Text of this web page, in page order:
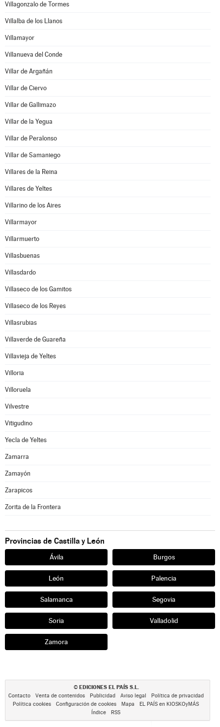
Villagonzalo de Tormes
Villalba de los Llanos
Villamayor
Villanueva del Conde
Villar de Argañán
Villar de Ciervo
Villar de Gallimazo
Villar de la Yegua
Villar de Peralonso
Villar de Samaniego
Villares de la Reina
Villares de Yeltes
Villarino de los Aires
Villarmayor
Villarmuerto
Villasbuenas
Villasdardo
Villaseco de los Gamitos
Villaseco de los Reyes
Villasrubias
Villaverde de Guareña
Villavieja de Yeltes
Villoria
Villoruela
Vilvestre
Vitigudino
Yecla de Yeltes
Zamarra
Zamayón
Zarapicos
Zorita de la Frontera
Provincias de Castilla y León
Ávila Burgos
León Palencia
Salamanca Segovia
Soria Valladolid
Zamora
© EDICIONES EL PAÍS S.L.
Contacto Venta de contenidos Publicidad Aviso legal
Política de privacidad
Política cookies
Configuración de cookies Mapa
EL PAÍS en KIOSKOyMÁS
Índice
RSS